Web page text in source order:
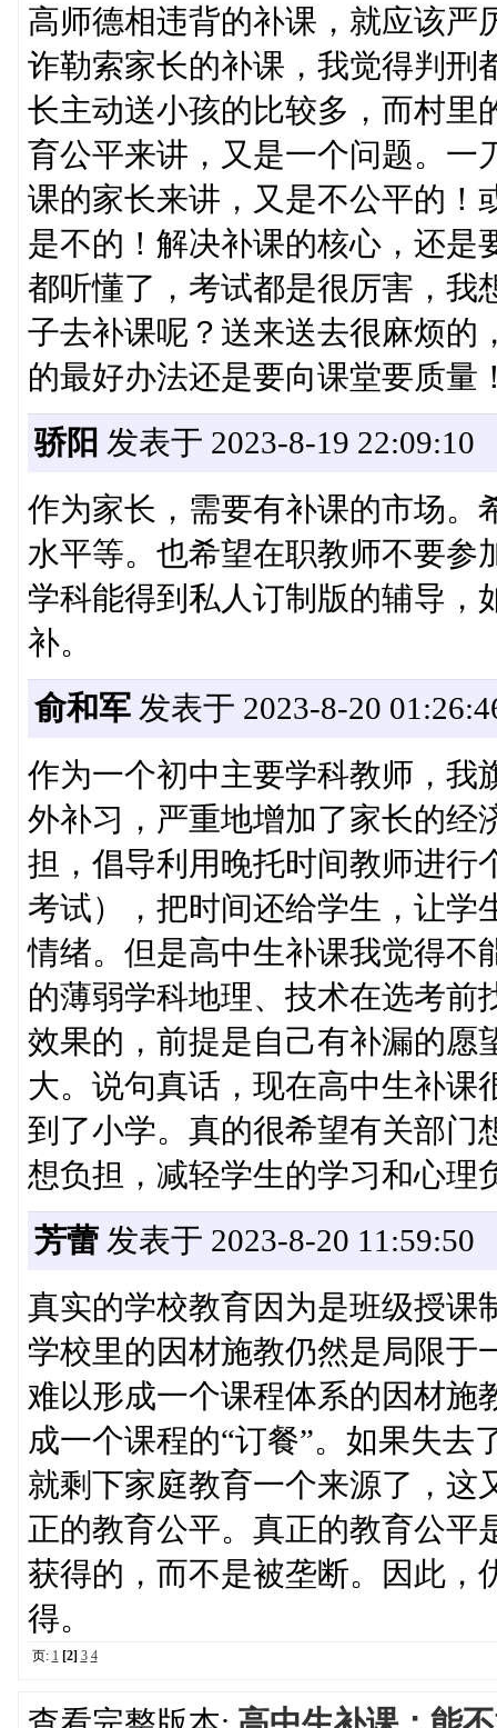
高师德相违背的补课，就应该严
诈勒索家长的补课，我觉得判刑
长主动送小孩的比较多，而村里
育公平来讲，又是一个问题。一
课的家长来讲，又是不公平的！
是不的！解决补课的核心，还是
都听懂了，考试都是很厉害，我
子去补课呢？送来送去很麻烦的
的最好办法还是要向课堂要质量
骄阳 发表于 2023-8-19 22:09:10
作为家长，需要有补课的市场。
水平等。也希望在职教师不要参
学科能得到私人订制版的辅导，
补。
俞和军发表于 2023-8-20
作为一个初中主要学科教师，我
外补习，严重地增加了家长的经
担，倡导利用晚托时间教师进行
考试），把时间还给学生，让学
情绪。但是高中生补课我觉得不
的薄弱学科地理、技术在选考前
效果的，前提是自己有补漏的愿
大。说句真话，现在高中生补课
到了小学。真的很希望有关部门
想负担，减轻学生的学习和心理
芳蕾发表于 2023-8-20 11:59:50
真实的学校教育因为是班级授课
学校里的因材施教仍然是局限于
难以形成一个课程体系的因材施
成一个课程的“订餐”。如果失
就剩下家庭教育一个来源了，这
正的教育公平。真正的教育公平
获得的，而不是被垄断。因此，
得。
页: 1 [2] 3 4